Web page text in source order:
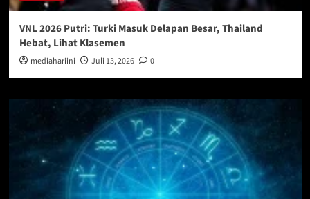
VNL 2026 Putri: Turki Masuk Delapan Besar, Thailand
Hebat, Lihat Klasemen
mediahariini Juli 13, 2026 0